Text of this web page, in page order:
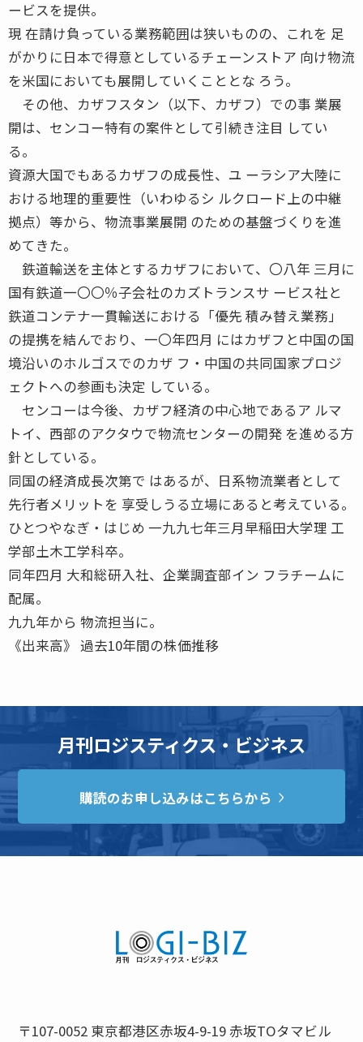
ービスを提供。
現 在請け負っている業務範囲は狭いものの、これを 足
がかりに日本で得意としているチェーンストア 向け物流
を米国においても展開していくこととな ろう。
その他、カザフスタン（以下、カザフ）での事 業展
開は、センコー特有の案件として引続き注目 してい
る。
資源大国でもあるカザフの成長性、ユ ーラシア大陸に
おける地理的重要性（いわゆるシ ルクロード上の中継
拠点）等から、物流事業展開 のための基盤づくりを進
めてきた。
鉄道輸送を主体とするカザフにおいて、〇八年 三月に
国有鉄道一〇〇％子会社のカズトランスサ ービス社と
鉄道コンテナ一貫輸送における「優先 積み替え業務」
の提携を結んでおり、一〇年四月 にはカザフと中国の国
境沿いのホルゴスでのカザ フ・中国の共同国家プロジ
ェクトへの参画も決定 している。
センコーは今後、カザフ経済の中心地であるア ルマ
トイ、西部のアクタウで物流センターの開発 を進める方
針としている。
同国の経済成長次第で はあるが、日系物流業者として
先行者メリットを 享受しうる立場にあると考えている。
ひとつやなぎ・はじめ 一九九七年三月早稲田大学理 工
学部土木工学科卒。
同年四月 大和総研入社、企業調査部イン フラチームに
配属。
九九年から 物流担当に。
《出来高》 過去10年間の株価推移
月刊ロジスティクス・ビジネス
購読のお申し込みはこちらから
〒107-0052 東京都港区赤坂4-9-19 赤坂TOタマビル